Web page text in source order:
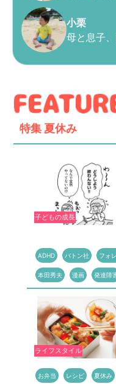
小栗
母と息子
特集 夏休み
子どもの成長
ADHD バトン社 フォ
本田秀夫 漫画 発達障
ライフスタイル
お弁当 レシピ 夏休み